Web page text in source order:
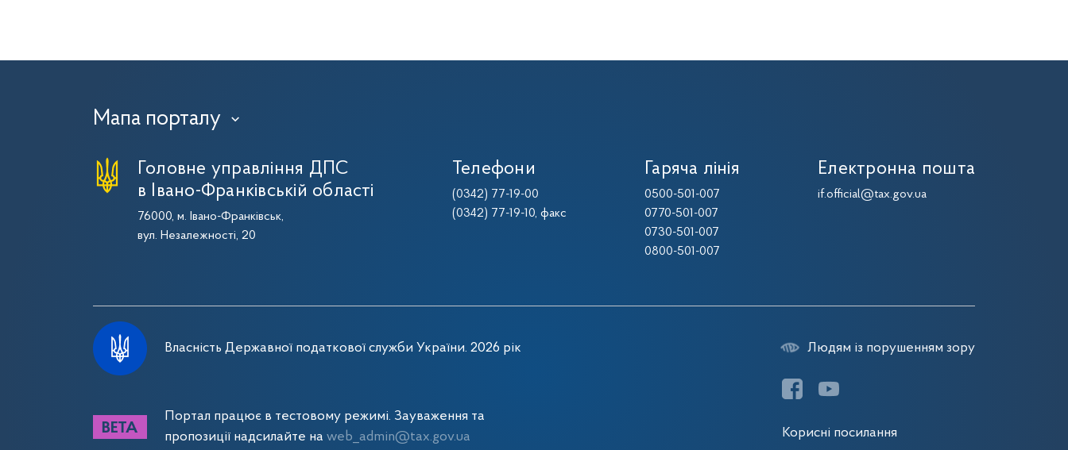
Мапа порталу ›
Головне управління ДПС
в Івано-Франківській області
76000, м. Івано-Франківськ,
вул. Незалежності, 20
Телефони
(0342) 77-19-00
(0342) 77-19-10, факс
Гаряча лінія
0500-501-007
0770-501-007
0730-501-007
0800-501-007
Електронна пошта
if.official@tax.gov.ua
Власність Державної податкової служби України. 2026 рік
Портал працює в тестовому режимі. Зауваження та
пропозиції надсилайте на web_admin@tax.gov.ua
Людям із порушенням зору
Корисні посилання